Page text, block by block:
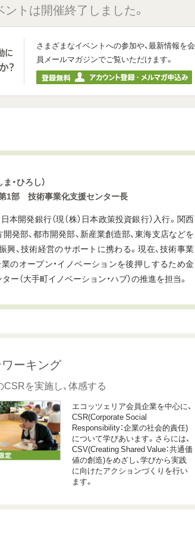
ントは開催終了しました。
さまざまなイベントへの参加や、最新情報を会
員メールマガジンでご覧いただけます。
ま・ひろし）
1部 技術事業化支援センター長
本開発銀行（現（株）日本政策投資銀行）入行。関西
開発部、都市開発部、新産業創造部、東海支店などを
興、技術経営のサポートに携わる。現在、技術事業
のオープン・イノベーションを後押しするため金
（大手町イノベーション・ハブ）の推進を担当。
ーキング
を実施し、体感する
エコッツェリア会員企業を中心に、
CSR(Corporate Social
Responsibility：企業の社会的責任)
について学びあいます。さらには、
CSV(Creating Shared Value：共通価
値の創造)をめざし、学びから実践
に向けたアクションづくりを行い
ます。